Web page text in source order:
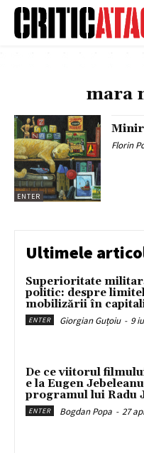
mara
ENTER
Florin
Ultimele
Superioritate
politic: despre
mobilizării în
ENTER Giorgian Guțoiu - 9
De ce viitorul
e la Eugen
programul lui Radu
ENTER Bogdan Popa - 27